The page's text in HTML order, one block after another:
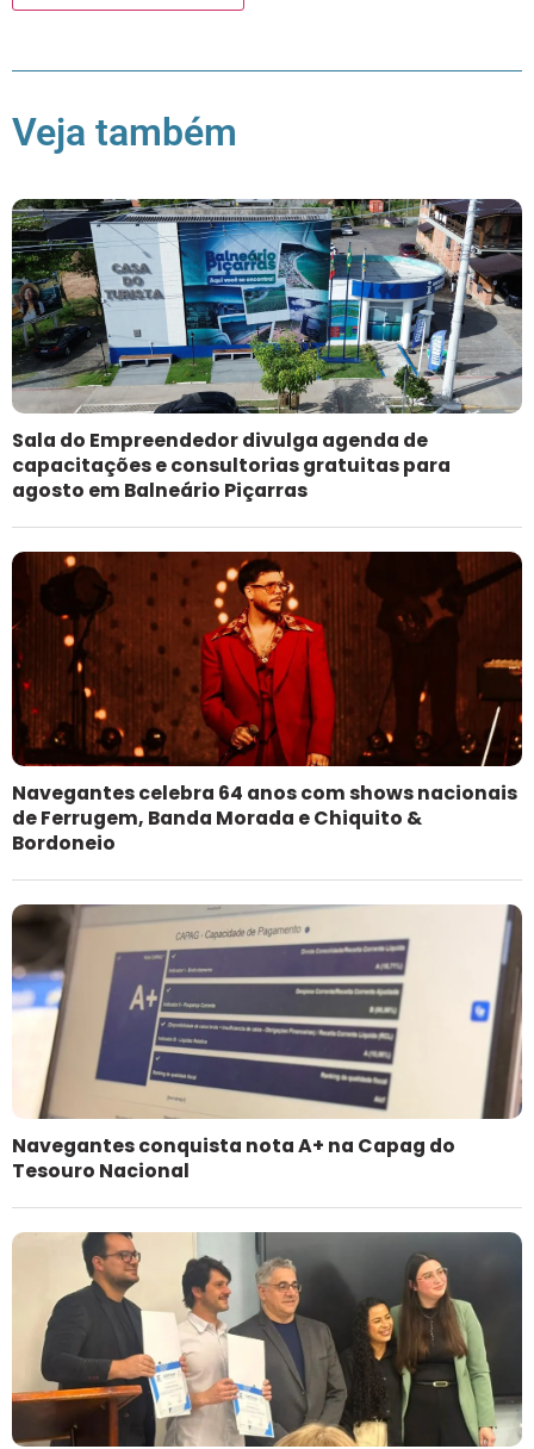
Veja também
Sala do Empreendedor divulga agenda de
capacitações e consultorias gratuitas para
agosto em Balneário Piçarras
Navegantes celebra 64 anos com shows nacionais
de Ferrugem, Banda Morada e Chiquito &
Bordoneio
Navegantes conquista nota A+ na Capag do
Tesouro Nacional